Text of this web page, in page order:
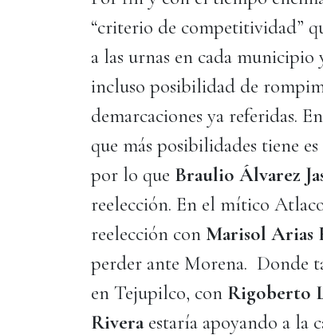
“criterio de competitividad”
a las urnas en cada
incluso posibilidad de
demarcaciones ya referidas.
que más posibilidades tiene
por lo que Braulio Álvarez
reelección. En el mítico
reelección con Marisol Arias
perder ante Morena. Donde
en Tejupilco, con Rigoberto
Riveraestaría apoyando a la